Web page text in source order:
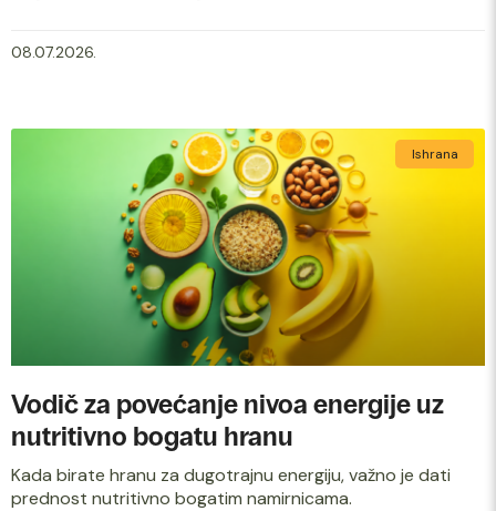
08.07.2026.
Ishrana
Vodič za povećanje nivoa energije uz
nutritivno bogatu hranu
Kada birate hranu za dugotrajnu energiju, važno je dati
prednost nutritivno bogatim namirnicama.